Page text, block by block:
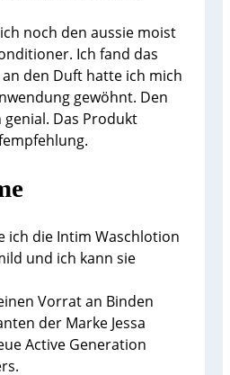
noch den aussie moist
Ich fand das
den Duft hatte ich mich
gewöhnt. Den
Das Produkt
ich die Intim Waschlotion
und ich kann sie
Vorrat an Binden
der Marke Jessa
Active Generation